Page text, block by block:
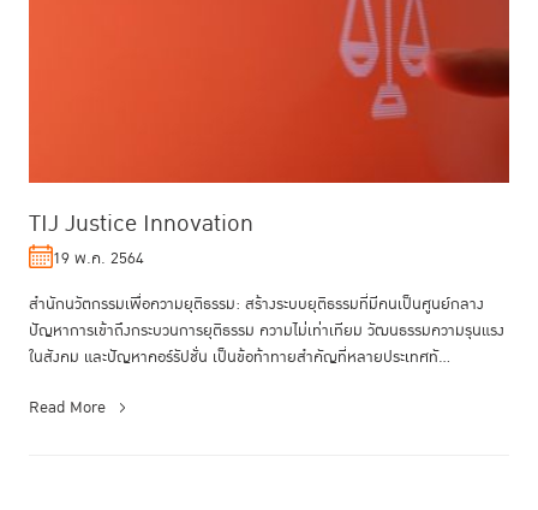
TIJ Justice Innovation
19 พ.ค. 2564
สำนักนวัตกรรมเพื่อความยุติธรรม: สร้างระบบยุติธรรมที่มีคนเป็นศูนย์กลาง
ปัญหาการเข้าถึงกระบวนการยุติธรรม ความไม่เท่าเทียม วัฒนธรรมความรุนแรง
ในสังคม และปัญหาคอร์รัปชั่น เป็นข้อท้าทายสำคัญที่หลายประเทศทั...
Read More